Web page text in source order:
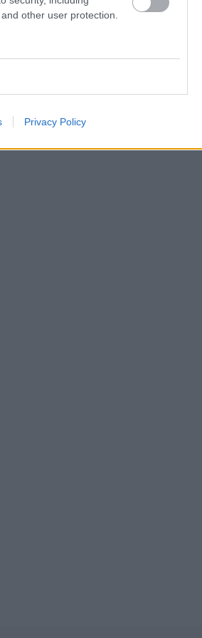
other user protection.
Privacy Policy